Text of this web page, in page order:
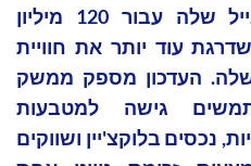
מקיף לאפליקציית המובייל שלה עבור 120 מיליון
עוד יותר את חוויית
העדכון מספק ממשק
גישה למטבעות
נכסים בלוקצ'יין ושווקים